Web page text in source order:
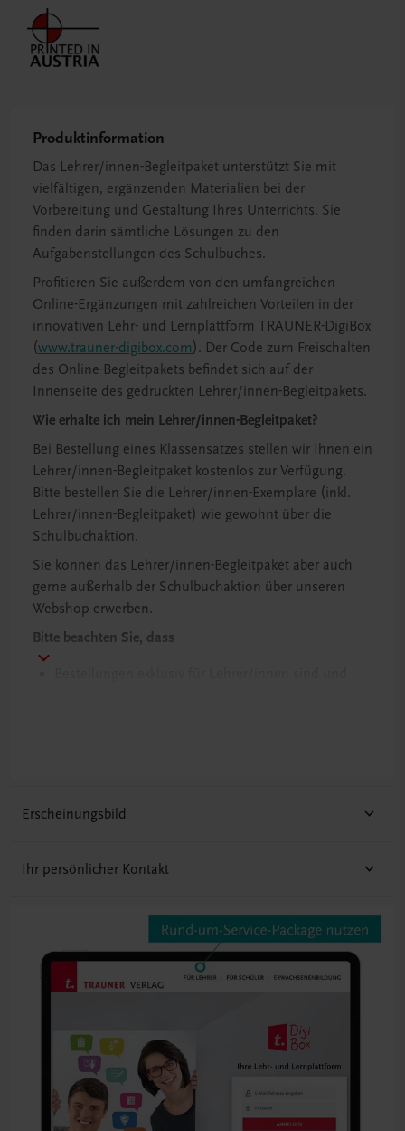
Produktinformation
Das Lehrer/innen-Begleitpaket unterstützt Sie mit
vielfältigen, ergänzenden Materialien bei der
Vorbereitung und Gestaltung Ihres Unterrichts. Sie
finden darin sämtliche Lösungen zu den
Aufgabenstellungen des Schulbuches.
Profitieren Sie außerdem von den umfangreichen
Online-Ergänzungen mit zahlreichen Vorteilen in der
innovativen Lehr- und Lernplattform TRAUNER-DigiBox
(www.trauner-digibox.com). Der Code zum Freischalten
des Online-Begleitpakets befindet sich auf der
Innenseite des gedruckten Lehrer/innen-Begleitpakets.
Wie erhalte ich mein Lehrer/innen-Begleitpaket?
Bei Bestellung eines Klassensatzes stellen wir Ihnen ein
Lehrer/innen-Begleitpaket kostenlos zur Verfügung.
Bitte bestellen Sie die Lehrer/innen-Exemplare (inkl.
Lehrer/innen-Begleitpaket) wie gewohnt über die
Schulbuchaktion.
Sie können das Lehrer/innen-Begleitpaket aber auch
gerne außerhalb der Schulbuchaktion über unseren
Webshop erwerben.
Bitte beachten Sie, dass
Erscheinungsbild
Ihr persönlicher Kontakt